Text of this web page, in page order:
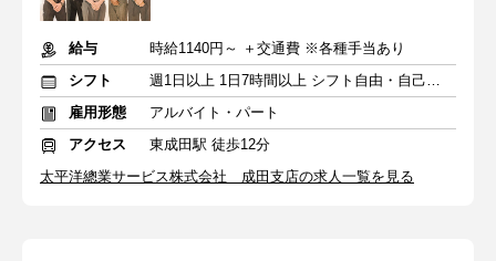
給与
時給1140円～ ＋交通費 ※各種手当あり
シフト
週1日以上 1日7時間以上 シフト自由・自己申告
雇用形態
アルバイト・パート
アクセス
東成田駅 徒歩12分
太平洋總業サービス株式会社 成田支店の求人一覧を見る